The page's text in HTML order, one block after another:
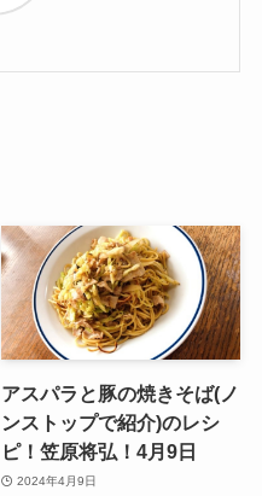
アスパラと豚の焼きそば(ノ
ンストップで紹介)のレシ
ピ！笠原将弘！4月9日
2024年4月9日